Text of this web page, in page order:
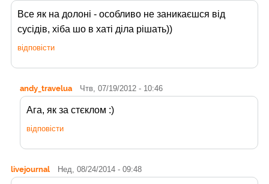
Все як на долоні - особливо не заникаєшся від
сусідів, хіба шо в хаті діла рішать))
відповісти
andy_travelua Чтв, 07/19/2012 - 10:46
Ага, як за стєклом :)
відповісти
livejournal Нед, 08/24/2014 - 09:48